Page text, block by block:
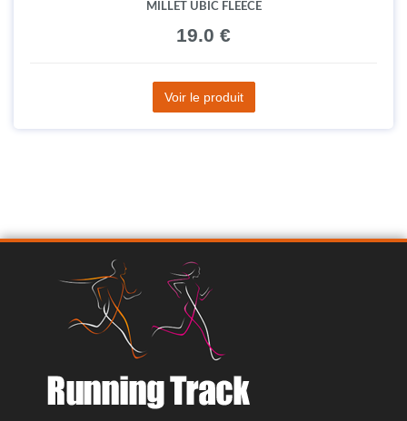
MILLET UBIC FLEECE
19.0 €
Voir le produit